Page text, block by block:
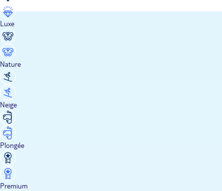
Luxe
Nature
Neige
Plongée
Premium